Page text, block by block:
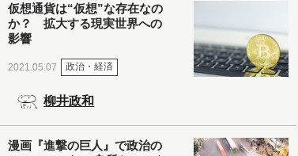
仮想通貨は“仮想”な存在なの
か？ 拡大する現実世界への
影響
2021.05.07 政治・経済
柳井政和
漫画『進撃の巨人』で政治の